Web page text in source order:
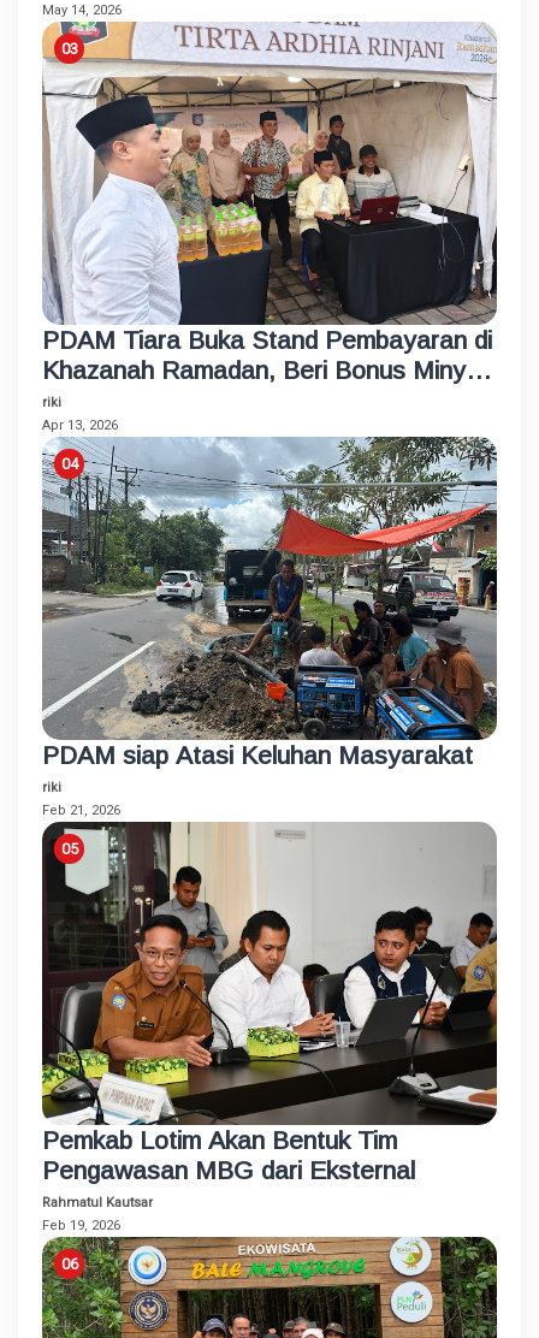
May 14, 2026
PDAM Tiara Buka Stand Pembayaran di
Khazanah Ramadan, Beri Bonus Minyak
Goreng
riki
Apr 13, 2026
PDAM siap Atasi Keluhan Masyarakat
riki
Feb 21, 2026
Pemkab Lotim Akan Bentuk Tim
Pengawasan MBG dari Eksternal
Rahmatul Kautsar
Feb 19, 2026